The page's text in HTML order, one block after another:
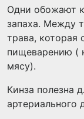
Одни обожают
запаха. Между
трава, которая
пищеварению (
мясу).
Кинза полезна
артериального